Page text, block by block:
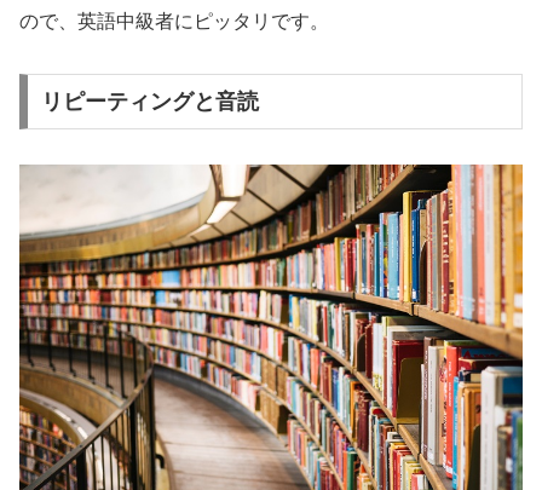
ので、英語中級者にピッタリです。
リピーティングと音読